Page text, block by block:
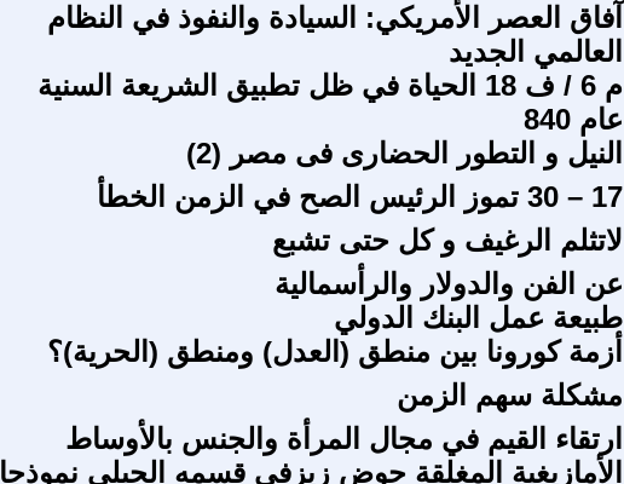
آفاق العصر الأمريكي: السيادة والنفوذ في النظام
العالمي الجديد
م 6 / ف 18 الحياة في ظل تطبيق الشريعة السنية
عام 840
النيل و التطور الحضارى فى مصر (2)
17 – 30 تموز الرئيس الصح في الزمن الخطأ
لاتثلم الرغيف و كل حتى تشبع
عن الفن والدولار والرأسمالية
طبيعة عمل البنك الدولي
أزمة كورونا بين منطق (العدل) ومنطق (الحرية)؟
مشكلة سهم الزمن
ارتقاء القيم في مجال المرأة والجنس بالأوساط
الأمازيغية المغلقة حوض زيزفي قسمه الجبلي نموذجا